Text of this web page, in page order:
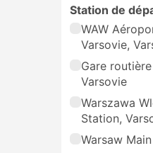
Station de
WAW
Varsovie,
Gare
Varsovie
Warszawa
Station,
Warsaw